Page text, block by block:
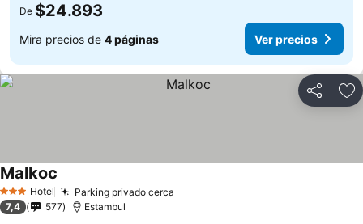
De $24.893
Mira precios de 4 páginas Ver precios
Compartir
3 Estrellas
Hotel Parking privado cerca
Malkoc
7,4 577 Estambul